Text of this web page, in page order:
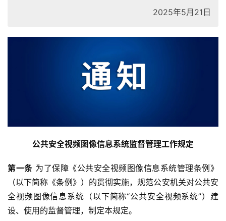
2025年5月21日
公共安全视频图像信息系统监督管理工作规定
第一条 为了保障《公共安全视频图像信息系统管理条例》
（以下简称《条例》）的贯彻实施，规范公安机关对公共安
全视频图像信息系统（以下简称“公共安全视频系统”）建
设、使用的监督管理，制定本规定。